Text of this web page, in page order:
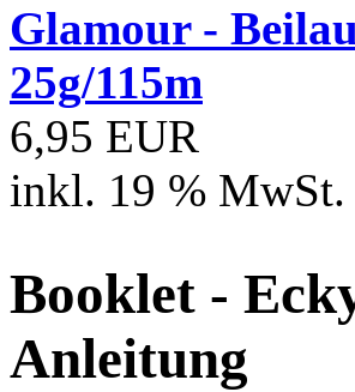
Glamour -
25g/115m
6,95 EUR
inkl. 19 % MwSt.
Booklet -
Anleitung